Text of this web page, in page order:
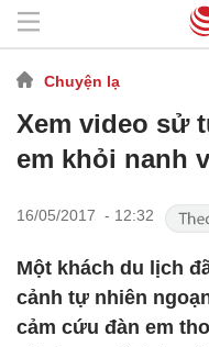
Chuyện lạ
Xem video sử
em khỏi nanh
16/05/2017 - 12:32
Một khách du lịch
cảnh tự nhiên
cảm cứu đàn em